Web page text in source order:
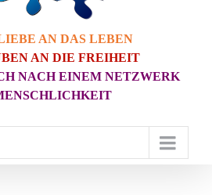
AN DAS LEBEN
AN DIE FREIHEIT
NACH EINEM NETZWERK